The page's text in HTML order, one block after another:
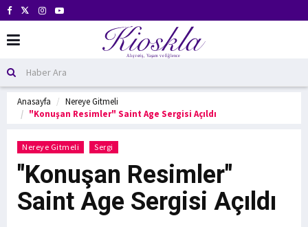
Anasayfa
Nereye Gitmeli
"Konuşan Resimler" Saint Age Sergisi Açıldı
Nereye Gitmeli Sergi
"Konuşan Resimler"
Saint Age Sergisi Açıldı